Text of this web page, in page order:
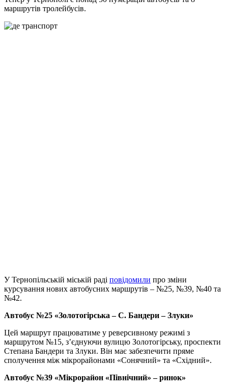
маршрутів тролейбусів.
У Тернопільській міській раді повідомили про зміни
курсування нових автобусних маршрутів – №25, №39, №40 та
№42.
Автобус №25 «Золотогірська – С. Бандери – Злуки»
Цей маршрут працюватиме у реверсивному режимі з
маршрутом №15, з’єднуючи вулицю Золотогірську, проспекти
Степана Бандери та Злуки. Він має забезпечити пряме
сполучення між мікрорайонами «Сонячний» та «Східний».
Автобус №39 «Мікрорайон «Північний» – ринок»